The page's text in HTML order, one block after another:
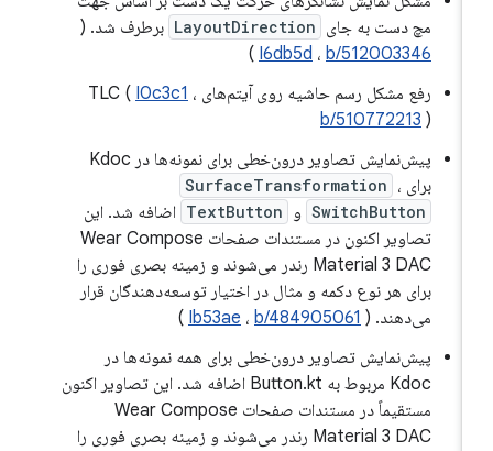
مچ دست به جای LayoutDirection برطرف شد. (
I6db5d،b/512003346
)
رفع مشکل رسم حاشیه روی آیتم‌های TLC ( I0c3c1،
b/510772213
پیش‌نمایش تصاویر درون‌خطی برای نمونه‌ها در Kdoc
برای
SurfaceTransformation ،
SwitchButton و TextButton اضافه شد. این
تصاویر اکنون در مستندات صفحات Wear Compose
Material 3 DAC رندر می‌شوند و زمینه بصری فوری را
برای هر نوع دکمه و مثال در اختیار توسعه‌دهندگان قرار
می‌دهند. (
Ib53ae،b/484905061
)
پیش‌نمایش تصاویر درون‌خطی برای همه نمونه‌ها در
Kdoc مربوط به Button.kt اضافه شد. این تصاویر اکنون
مستقیماً در مستندات صفحات Wear Compose
Material 3 DAC رندر می‌شوند و زمینه بصری فوری را